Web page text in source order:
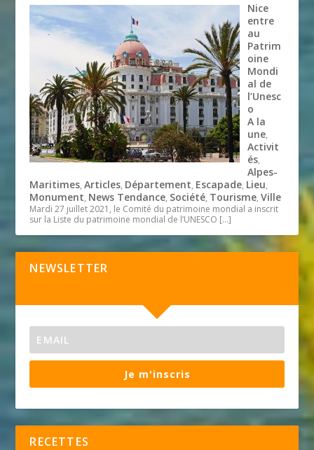
Nice
entre
au
Patrim
oine
Mondi
al de
l’Unesc
o
A la
une,
Activit
és,
Alpes-
Maritimes,Articles, Département, Escapade, Lieu,
Monument, News Tendance, Société, Tourisme,Ville
Mardi 27 juillet 2021, le Comité du patrimoine mondial a inscrit
sur la Liste du patrimoine mondial de l’UNESCO […]
NEWSLETTER
Je m'inscris
RECETTES